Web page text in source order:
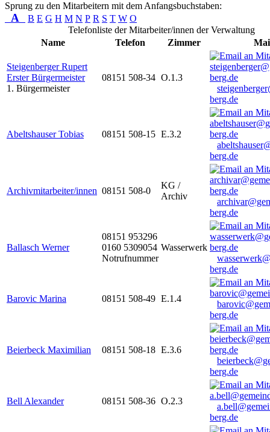
Sprung zu den Mitarbeitern mit dem Anfangsbuchstaben:
A B E G H M N P R S T W O
Telefonliste der Mitarbeiter/innen der Verwaltung
Name
Telefon Zimmer
Steigenberger Rupert
Erster Bürgermeister
1. Bürgermeister
08151 508-34 O.1.3
berg.de
Abeltshauser Tobias 08151 508-15 E.3.2
berg.de
Archivmitarbeiter/innen 08151 508-0
KG /
Archiv
berg.de
Ballasch Werner
08151 953296
0160 5309054
Notrufnummer
Wasserwerk
berg.de
Barovic Marina 08151 508-49 E.1.4
berg.de
Beierbeck Maximilian 08151 508-18 E.3.6
berg.de
Bell Alexander 08151 508-36 O.2.3
berg.de